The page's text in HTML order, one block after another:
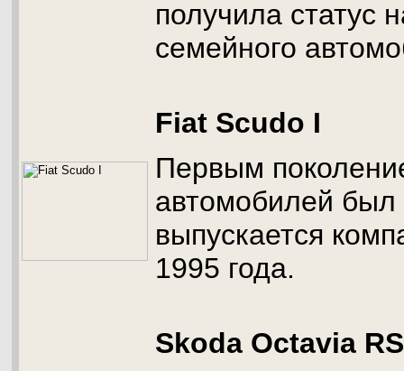
получила статус
семейного
Fiat Scudo I
Первым
автомобилей
выпускается
1995 года.
Skoda Octavia RS